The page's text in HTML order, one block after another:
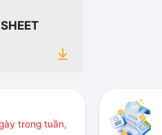
trong tuần,